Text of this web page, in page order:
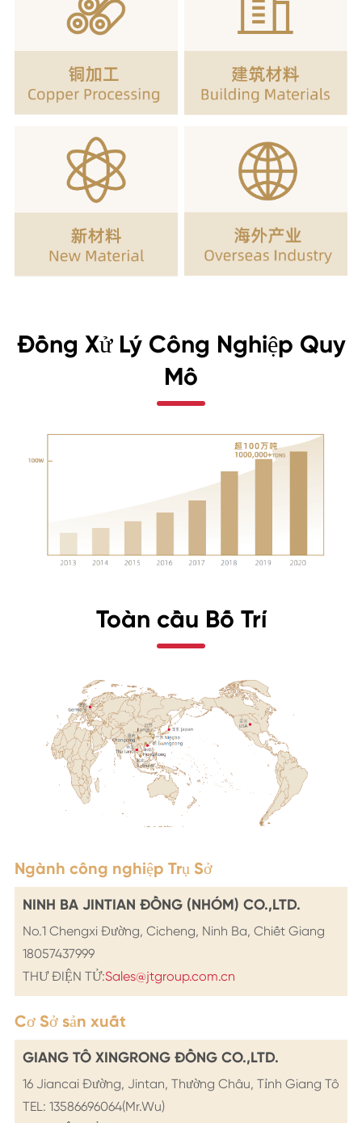
Đồng Xử Lý Công Nghiệp Quy
Mô
Toàn cầu Bố Trí
Ngành công nghiệp Trụ Sở
NINH BA JINTIAN ĐỒNG (NHÓM) CO.,LTD.
No.1 Chengxi Đường, Cicheng, Ninh Ba, Chiết Giang
18057437999
THƯ ĐIỆN TỬ:Sales@jtgroup.com.cn
Cơ Sở sản xuất
GIANG TÔ XINGRONG ĐỒNG CO.,LTD.
16 Jiancai Đường, Jintan, Thường Châu, Tỉnh Giang Tô
TEL: 13586696064(Mr.Wu)